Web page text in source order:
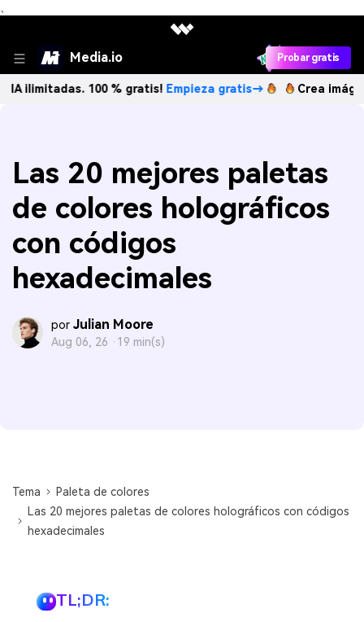
、
Media.io Probar gratis
100 % gratis!Empieza gratis→ Crea imágenes IA
Las 20 mejores paletas
de colores holográficos
con códigos
hexadecimales
por Julian Moore
Aug 06, 26 · 19 min(s)
Tema
Paleta de colores
Las 20 mejores paletas de colores holográficos con códigos
hexadecimales
TL;DR: